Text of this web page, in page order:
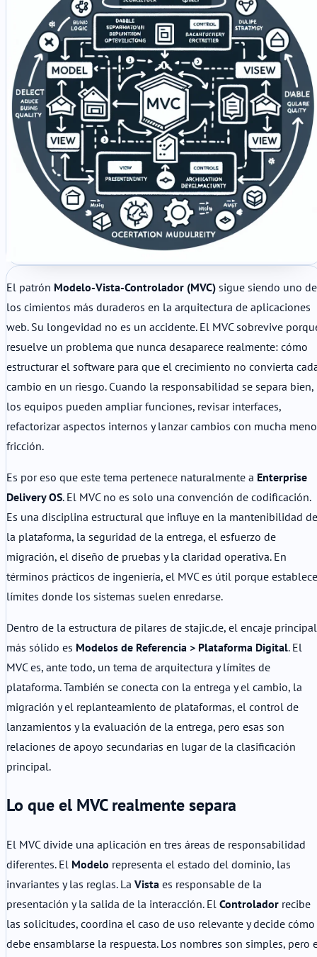
El patrón Modelo-Vista-Controlador (MVC) sigue siendo uno de
los cimientos más duraderos en la arquitectura de aplicaciones
web. Su longevidad no es un accidente. El MVC sobrevive
resuelve un problema que nunca desaparece realmente: cómo
estructurar el software para que el crecimiento no convierta
cambio en un riesgo. Cuando la responsabilidad se separa bien,
los equipos pueden ampliar funciones, revisar interfaces,
refactorizar aspectos internos y lanzar cambios con mucha
fricción.
Es por eso que este tema pertenece naturalmente a Enterprise
Delivery OS. El MVC no es solo una convención de codificación.
Es una disciplina estructural que influye en la mantenibilidad de
la plataforma, la seguridad de la entrega, el esfuerzo de
migración, el diseño de pruebas y la claridad operativa. En
términos prácticos de ingeniería, el MVC es útil porque establece
límites donde los sistemas suelen enredarse.
Dentro de la estructura de pilares de stajic.de, el encaje principal
más sólido es Modelos de Referencia > Plataforma Digital. El
MVC es, ante todo, un tema de arquitectura y límites de
plataforma. También se conecta con la entrega y el cambio, la
migración y el replanteamiento de plataformas, el control de
lanzamientos y la evaluación de la entrega, pero esas son
relaciones de apoyo secundarias en lugar de la clasificación
principal.
Lo que el MVC realmente separa
El MVC divide una aplicación en tres áreas de responsabilidad
diferentes. El Modelo representa el estado del dominio, las
invariantes y las reglas. La Vista es responsable de la
presentación y la salida de la interacción. El Controlador recibe
las solicitudes, coordina el caso de uso relevante y decide cómo
debe ensamblarse la respuesta. Los nombres son simples, pero